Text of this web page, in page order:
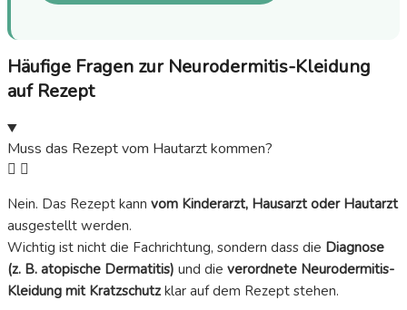
Häufige Fragen zur Neurodermitis-Kleidung
auf Rezept
Muss das Rezept vom Hautarzt kommen?
Nein. Das Rezept kann vom Kinderarzt, Hausarzt oder Hautarzt
ausgestellt werden.
Wichtig ist nicht die Fachrichtung, sondern dass die Diagnose
(z. B. atopische Dermatitis) und die verordnete Neurodermitis-
Kleidung mit Kratzschutz klar auf dem Rezept stehen.